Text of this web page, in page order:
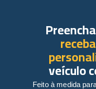
veículo
Feito à medida